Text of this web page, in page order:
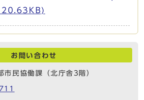
お問い合わせ
市民協働課（北庁舎3階）